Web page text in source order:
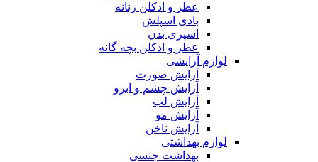
عطر و ادکلن زنانه
بادی اسپلش
اسپری بدن
عطر و ادکلن بچه گانه
لوازم آرایشی
آرایش صورت
آرایش چشم و ابرو
آرایش لب
آرایش مو
آرایش ناخن
لوازم بهداشتی
بهداشت جنسی